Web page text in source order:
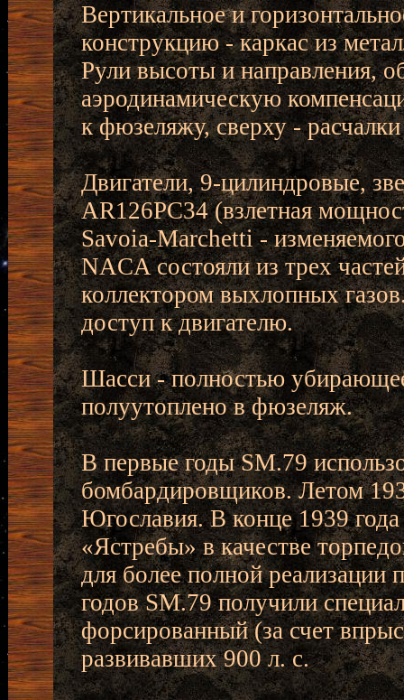
Вертикальное и
конструкцию - каркас из
Рули высоты и направления,
аэродинамическую
к фюзеляжу, сверху -
Двигатели, 9-цилиндровые,
AR126PC34 (взлетная
Savoia-Marchetti -
NACA состояли из трех
коллектором выхлопных
доступ к двигателю.
Шасси - полностью
полуутоплено в фюзеляж.
В первые годы SM.79
бомбардировщиков. Летом
Югославия. В конце 1939
«Ястребы» в качестве
для более полной
годов SM.79 получили
форсированный (за счет
развивавших 900 л. с.